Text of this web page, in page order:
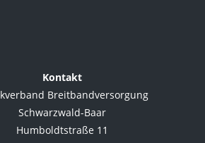
Kontakt
Breitbandversorgung
Schwarzwald-Baar
Humboldtstraße 11